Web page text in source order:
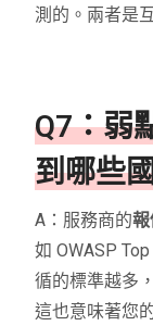
測的。兩者是
Q7：弱
到哪些
A：服務商的
如 OWASP
循的標準越多
這也意味著您